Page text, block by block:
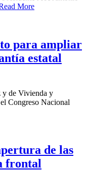
More
para ampliar
estatal
y de Vivienda y
Congreso Nacional
de las
frontal